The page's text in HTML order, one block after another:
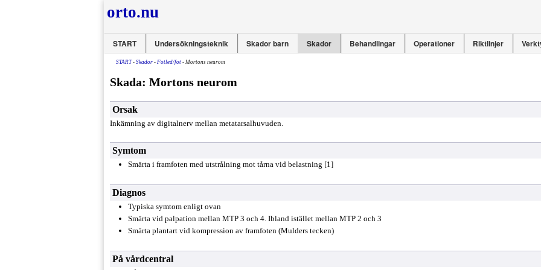
orto.nu
START Undersökningsteknik Skador barn Skador Behandlingar Operationer Riktlinjer
START- Skador - Fotled/fot - Mortons neurom
Skada: Mortons neurom
Orsak
Inkämning av digitalnerv mellan metatarsalhuvuden.
Symtom
Smärta i framfoten med utstrålning mot tårna vid belastning [1]
Diagnos
Typiska symtom enligt ovan
Smärta vid palpation mellan MTP 3 och 4. Ibland istället mellan MTP 2 och 3
Smärta plantart vid kompression av framfoten (Mulders tecken)
På vårdcentral